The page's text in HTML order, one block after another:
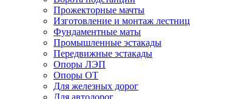
Прожекторные мачты
Изготовление и монтаж лестниц
Фундаментные маты
Промышленные эстакады
Передвижные эстакады
Опоры ЛЭП
Опоры ОТ
Для железных дорог
Для автодорог